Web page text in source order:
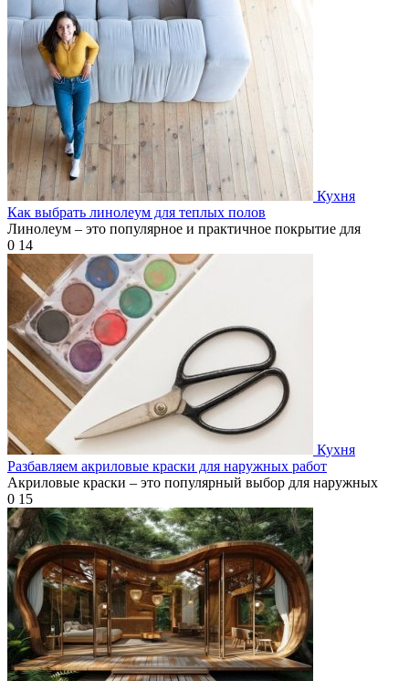
Кухня
Как выбрать линолеум для теплых полов
Линолеум – это популярное и практичное покрытие для
0 14
Кухня
Разбавляем акриловые краски для наружных работ
Акриловые краски – это популярный выбор для наружных
0 15